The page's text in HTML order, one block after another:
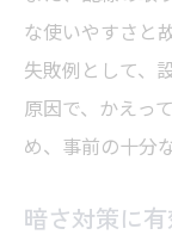
な使いやすさと
失敗例として、
原因で、かえっ
め、事前の十分
暗さ対策に